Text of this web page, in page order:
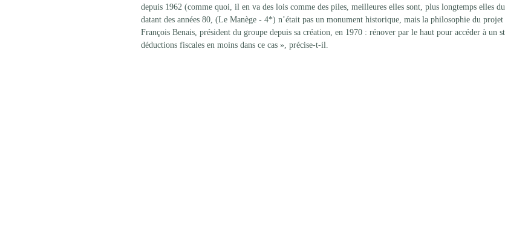
depuis 1962 (comme quoi, il en va des lois comme des piles, meilleures elles sont, plus longtemps elles
datant des années 80, (Le Manège - 4*) n’était pas un monument historique, mais la philosophie du
François Benais, président du groupe depuis sa création, en 1970 : rénover par le haut pour accéder à un
déductions fiscales en moins dans ce cas », précise-t-il.